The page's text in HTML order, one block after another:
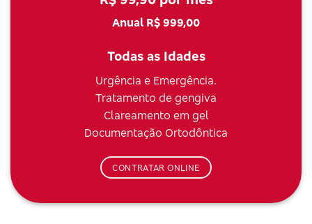
Anual R$ 999,00
Todas as Idades
Urgência e Emergência.
Tratamento de gengiva
Clareamento em gel
Documentação Ortodôntica
CONTRATAR ONLINE